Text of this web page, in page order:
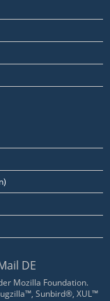
DE
Mozilla Foundation.
Sunbird®, XUL™